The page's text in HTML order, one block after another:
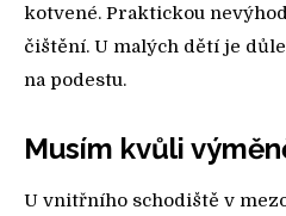
kotvené. Praktickou
čištění. U malých dětí je
na podestu.
Musím kvůli
U vnitřního schodiště v